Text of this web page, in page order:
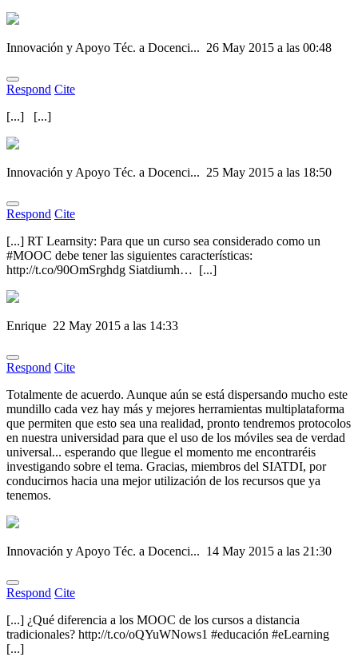
Innovación y Apoyo Téc. a Docenci... 26 May 2015 a las 00:48
Respond Cite
[...] [...]
Innovación y Apoyo Téc. a Docenci... 25 May 2015 a las 18:50
Respond Cite
[...] RT Learnsity: Para que un curso sea considerado como un
#MOOC debe tener las siguientes características:
http://t.co/90OmSrghdg Siatdiumh… [...]
Enrique 22 May 2015 a las 14:33
Respond Cite
Totalmente de acuerdo. Aunque aún se está dispersando mucho este
mundillo cada vez hay más y mejores herramientas multiplataforma
que permiten que esto sea una realidad, pronto tendremos protocolos
en nuestra universidad para que el uso de los móviles sea de verdad
universal... esperando que llegue el momento me encontraréis
investigando sobre el tema. Gracias, miembros del SIATDI, por
conducirnos hacia una mejor utilización de los recursos que ya
tenemos.
Innovación y Apoyo Téc. a Docenci... 14 May 2015 a las 21:30
Respond Cite
[...] ¿Qué diferencia a los MOOC de los cursos a distancia
tradicionales? http://t.co/oQYuWNows1 #educación #eLearning
[...]